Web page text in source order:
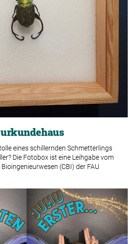
eines schillernden Schmetterlings
Die Fotobox ist eine Leihgabe vom
(CBI) der FAU